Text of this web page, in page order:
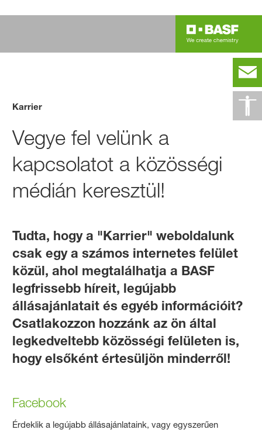
Karrier
Vegye fel velünk a
kapcsolatot a közösségi
médián keresztül!
Tudta, hogy a "Karrier" weboldalunk
csak egy a számos internetes felület
közül, ahol megtalálhatja a BASF
legfrissebb híreit, legújabb
állásajánlatait és egyéb információit?
Csatlakozzon hozzánk az ön által
legkedveltebb közösségi felületen is,
hogy elsőként értesüljön minderről!
Facebook
Érdeklik a legújabb állásajánlataink, vagy egyszerűen